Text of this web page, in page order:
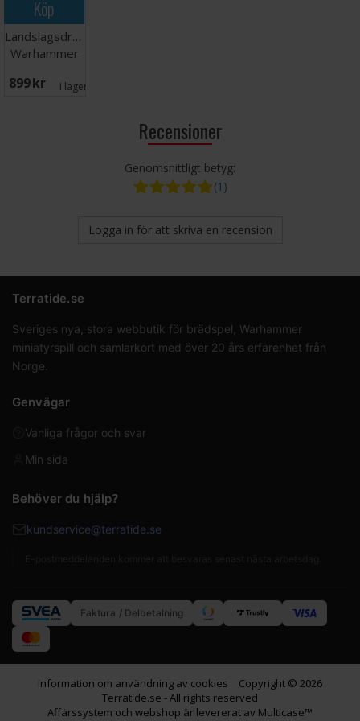
40,000-spel kan laddas ner gratis från Warhammer
Community-webbplatsen.
Köp
Landslagsdräkt
Warhammer
XXL
899 SEK I lager:
Recensioner
Genomsnittligt betyg:
(1)
Logga in för att skriva en recension
Terratide.se
Sveriges nya, stora webbutik för brädspel, Warhammer
miniatyrspill och samlarkort med över 20 års erfarenhet från
Norge.
Genvägar
Vanliga frågor och svar
Min sida
Behöver du hjälp?
kundservice@terratide.se
Faktura / Delbetalning
Information om användning av cookies
Copyright © 2026
Terratide.se - All rights reserved
Affärssystem och webshop är levererat av Multicase™